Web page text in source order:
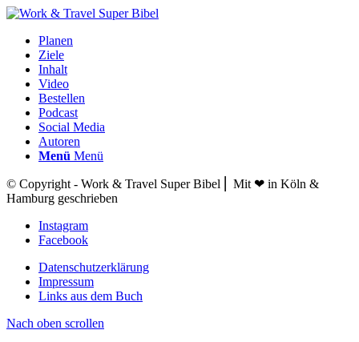
Planen
Ziele
Inhalt
Video
Bestellen
Podcast
Social Media
Autoren
Menü Menü
© Copyright - Work & Travel Super Bibel ⎢ Mit ❤ in Köln &
Hamburg geschrieben
Instagram
Facebook
Datenschutzerklärung
Impressum
Links aus dem Buch
Nach oben scrollen